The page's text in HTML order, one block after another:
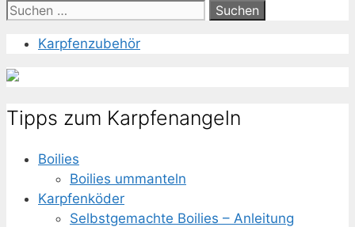
Suche
Karpfenzubehör
Tipps zum Karpfenangeln
Boilies
Boilies ummanteln
Karpfenköder
Selbstgemachte Boilies – Anleitung